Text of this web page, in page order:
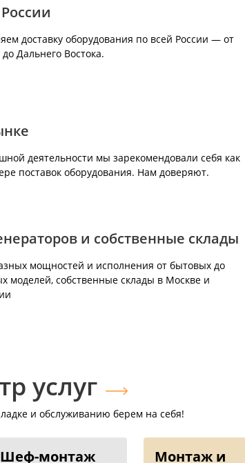
доставку оборудования по всей России — от
Дальнего Востока.
деятельности мы зарекомендовали себя как
поставок оборудования. Нам доверяют.
и собственные склады
мощностей и исполнения от бытовых до
моделей, собственные склады в Москве и
услуг
и обслуживанию берем на себя!
Шеф-монтаж Монтаж и